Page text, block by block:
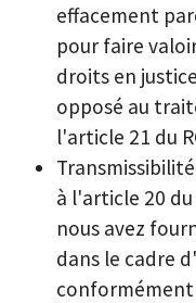
effacement
pour faire
droits en
opposé au
l'article 21 du
à l'article 20 du
nous avez
dans le cadre
conformément